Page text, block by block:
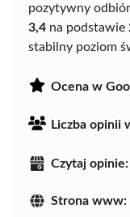
pozytywny
3,4 na podstawie
stabilny poziom
Ocena w
Liczba opinii
Czytaj opinie:
Strona www: